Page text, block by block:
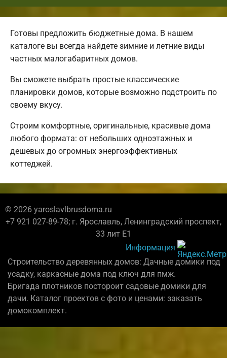
Готовы предложить бюджетные дома. В нашем
каталоге вы всегда найдете зимние и летние виды
частных малогабаритных домов.
Вы сможете выбрать простые классические
планировки домов, которые возможно подстроить по
своему вкусу.
Строим комфортные, оригинальные, красивые дома
любого формата: от небольших одноэтажных и
дешевых до огромных энергоэффективных
коттеджей.
© 2026 yaroslavlbrusdoma.ru
+7 921 027-89-78; г. Ярославль, Ленинградский проспект,
33 лит Е1
Информация
Строительство деревянных домов: Дачные домики под
усадку, каркасные дома под ключ для пмж.
Бригада плотников постороит садовые домики для
дачи. Каталог проектов с фото и ценами: заказать
домокомплект.